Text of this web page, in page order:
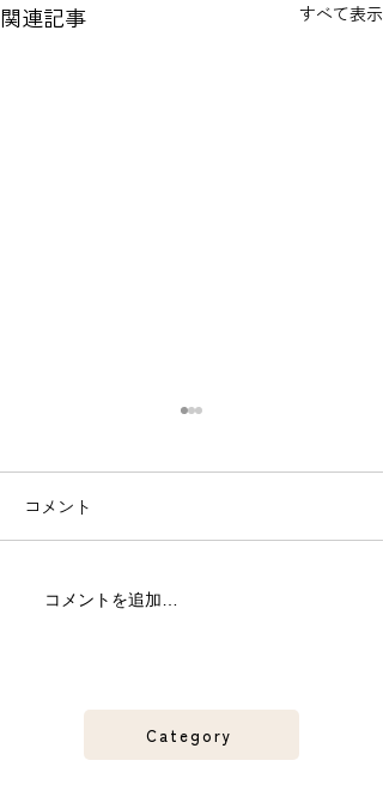
関連記事 すべて表示
今日も古座川支流の佐本
コメント
コメントを追加…
Category